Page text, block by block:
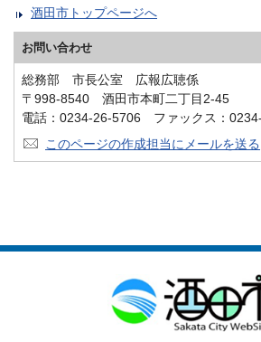
酒田市トップページへ
お問い合わせ
総務部 市長公室 広報広聴係
〒998-8540 酒田市本町二丁目2-45
電話：0234-26-5706 ファックス：
このページの作成担当にメールを送る